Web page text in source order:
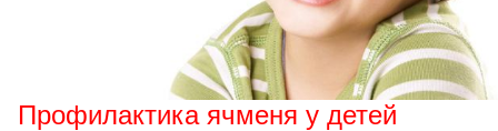
Профилактика ячменя у детей